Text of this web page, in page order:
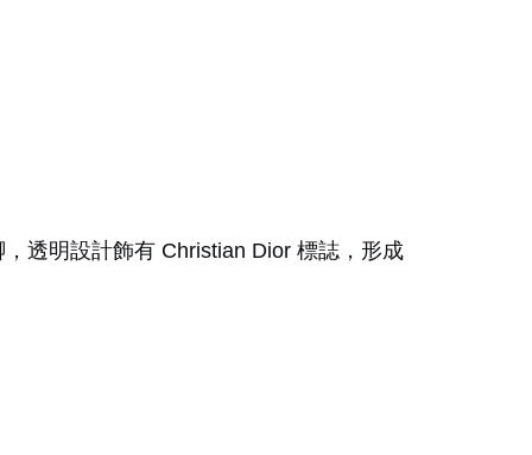
透明設計飾有 Christian Dior 標誌，形成